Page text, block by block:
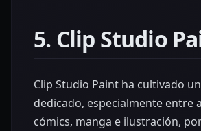
5. Clip Studio
Clip Studio Paint ha cultivado
dedicado, especialmente entre
cómics, manga e ilustración,